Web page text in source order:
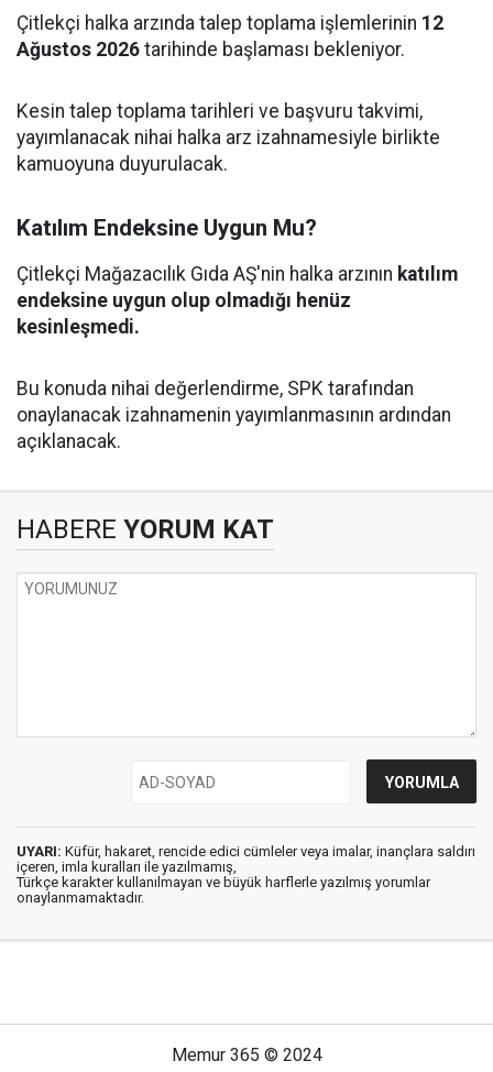
Çitlekçi halka arzında talep toplama işlemlerinin 12
Ağustos 2026 tarihinde başlaması bekleniyor.
Kesin talep toplama tarihleri ve başvuru takvimi,
yayımlanacak nihai halka arz izahnamesiyle birlikte
kamuoyuna duyurulacak.
Katılım Endeksine Uygun Mu?
Çitlekçi Mağazacılık Gıda AŞ'nin halka arzının katılım
endeksine uygun olup olmadığı henüz
kesinleşmedi.
Bu konuda nihai değerlendirme, SPK tarafından
onaylanacak izahnamenin yayımlanmasının ardından
açıklanacak.
HABERE YORUM KAT
UYARI: Küfür, hakaret, rencide edici cümleler veya imalar, inançlara saldırı
içeren, imla kuralları ile yazılmamış,
Türkçe karakter kullanılmayan ve büyük harflerle yazılmış yorumlar
onaylanmamaktadır.
Memur 365 © 2024